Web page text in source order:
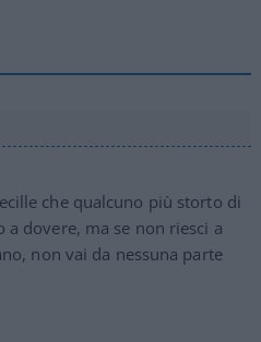
che qualcuno più storto di
dovere, ma se non riesci a
non vai da nessuna parte